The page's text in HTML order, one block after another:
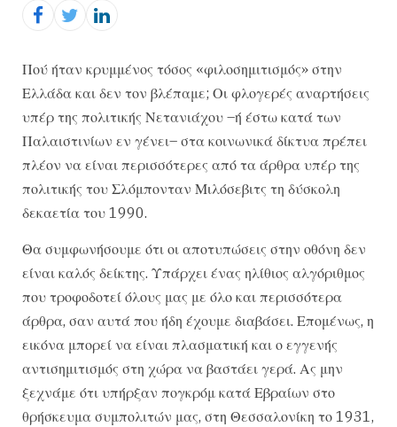
Πού ήταν κρυμμένος τόσος «φιλοσημιτισμός» στην
Ελλάδα και δεν τον βλέπαμε; Οι φλογερές αναρτήσεις
υπέρ της πολιτικής Νετανιάχου –ή έστω κατά των
Παλαιστινίων εν γένει– στα κοινωνικά δίκτυα πρέπει
πλέον να είναι περισσότερες από τα άρθρα υπέρ της
πολιτικής του Σλόμπονταν Μιλόσεβιτς τη δύσκολη
δεκαετία του 1990.
Θα συμφωνήσουμε ότι οι αποτυπώσεις στην οθόνη δεν
είναι καλός δείκτης. Υπάρχει ένας ηλίθιος αλγόριθμος
που τροφοδοτεί όλους μας με όλο και περισσότερα
άρθρα, σαν αυτά που ήδη έχουμε διαβάσει. Επομένως, η
εικόνα μπορεί να είναι πλασματική και ο εγγενής
αντισημιτισμός στη χώρα να βαστάει γερά. Ας μην
ξεχνάμε ότι υπήρξαν πογκρόμ κατά Εβραίων στο
θρήσκευμα συμπολιτών μας, στη Θεσσαλονίκη το 1931,